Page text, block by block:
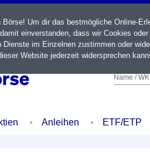
Name /
Anleihen ETF/ETP
Um dir das bestmögliche Online-
einverstanden, dass wir Cookies
Dienste im Einzelnen zustimmen oder
Website jederzeit widersprechen